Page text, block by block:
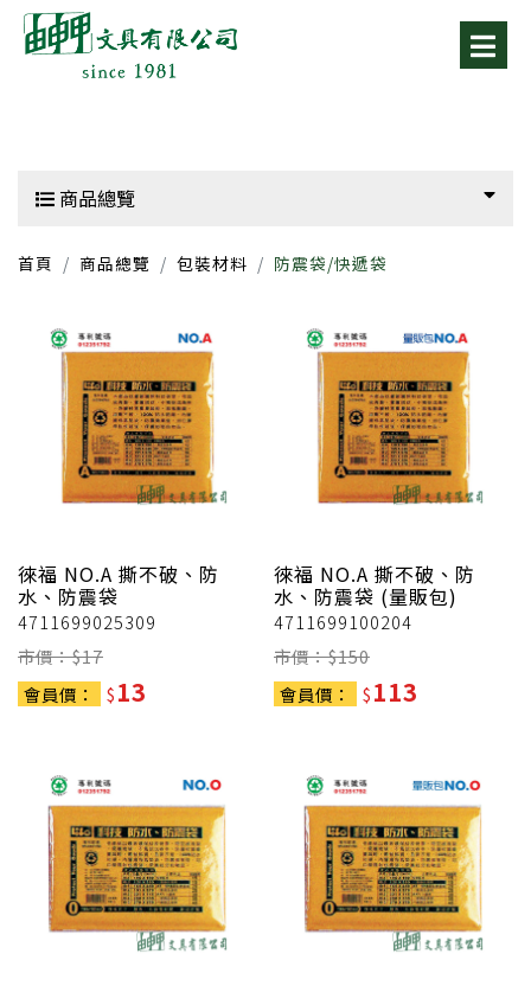
商品總覽
首頁 商品總覽 包裝材料 防震袋/快遞袋
徠福 NO.A 撕不破、防
水、防震袋
4711699025309
市價：$17
會員價：
$13
徠福 NO.A 撕不破、防
水、防震袋 (量販包)
4711699100204
市價：$150
會員價：
$113